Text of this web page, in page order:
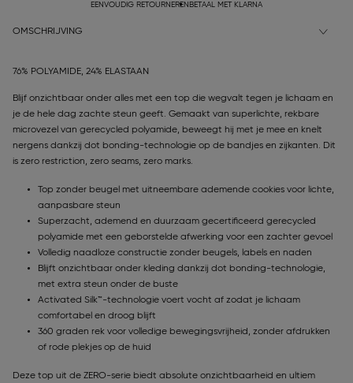
EENVOUDIG RETOURNEREN BETAAL MET KLARNA
OMSCHRIJVING
76% POLYAMIDE, 24% ELASTAAN
Blijf onzichtbaar onder alles met een top die wegvalt tegen je lichaam en
je de hele dag zachte steun geeft. Gemaakt van superlichte, rekbare
microvezel van gerecycled polyamide, beweegt hij met je mee en knelt
nergens dankzij dot bonding-technologie op de bandjes en zijkanten. Dit
is zero restriction, zero seams, zero marks.
Top zonder beugel met uitneembare ademende cookies voor lichte,
aanpasbare steun
Superzacht, ademend en duurzaam gecertificeerd gerecycled
polyamide met een geborstelde afwerking voor een zachter gevoel
Volledig naadloze constructie zonder beugels, labels en naden
Blijft onzichtbaar onder kleding dankzij dot bonding-technologie,
met extra steun onder de buste
Activated Silk™-technologie voert vocht af zodat je lichaam
comfortabel en droog blijft
360 graden rek voor volledige bewegingsvrijheid, zonder afdrukken
of rode plekjes op de huid
Deze top uit de ZERO-serie biedt absolute onzichtbaarheid en ultiem